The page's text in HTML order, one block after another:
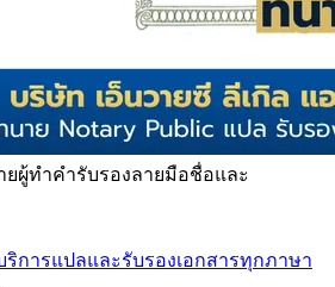
ยผู้ทำคำรับรองลายมือชื่อและ
ริการแปลและรับรองเอกสารทุกภาษา